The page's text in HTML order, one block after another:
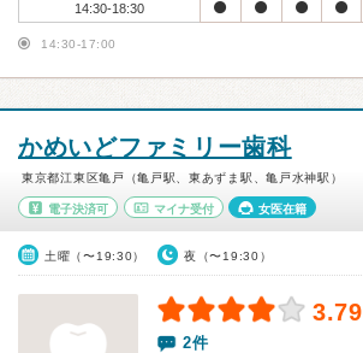
14:30-18:30
14:30-17:00
かめいどファミリー歯科
東京都江東区亀戸（亀戸駅、東あずま駅、亀戸水神駅）
電子決済可 マイナ受付 女医在籍
土曜（〜19:30） 夜（〜19:30）
3.79
2件